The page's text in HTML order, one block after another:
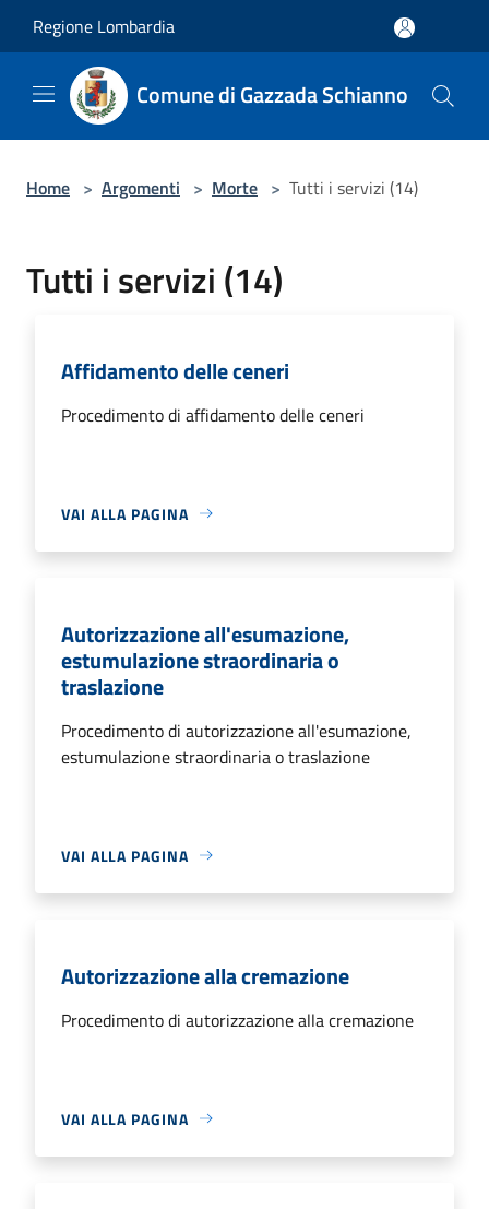
Regione Lombardia
Comune di Gazzada Schianno
Home > Argomenti > Morte > Tutti i servizi (14)
Tutti i servizi (14)
Affidamento delle ceneri
Procedimento di affidamento delle ceneri
VAI ALLA PAGINA
Autorizzazione all'esumazione,
estumulazione straordinaria o
traslazione
Procedimento di autorizzazione all'esumazione,
estumulazione straordinaria o traslazione
VAI ALLA PAGINA
Autorizzazione alla cremazione
Procedimento di autorizzazione alla cremazione
VAI ALLA PAGINA